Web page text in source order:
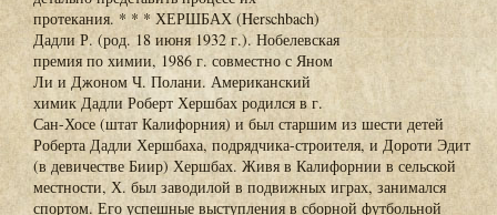
протекания. * * * ХЕРШБАХ (Herschbach)
Дадли Р. (род. 18 июня 1932 г.). Нобелевская
премия по химии, 1986 г. совместно с Яном
Ли и Джоном Ч. Полани. Американский
химик Дадли Роберт Хершбах родился в г.
Сан-Хосе (штат Калифорния) и был старшим из шести детей
Роберта Дадли Хершбаха, подрядчика-строителя, и Дороти Эдит
(в девичестве Биир) Хершбах. Живя в Калифорнии в сельской
местности, Х. был заводилой в подвижных играх, занимался
спортом. Его успешные выступления в сборной футбольной